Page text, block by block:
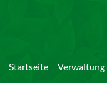
Startseite Verwaltung